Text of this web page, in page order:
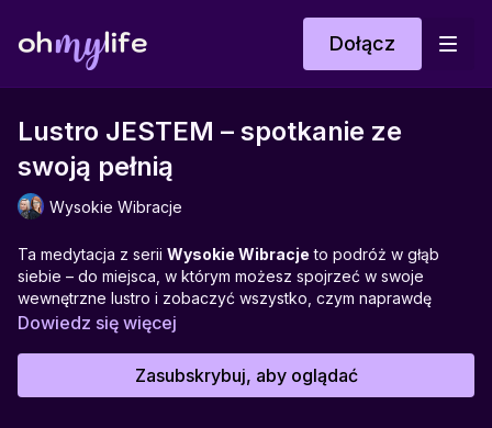
Dołącz
Lustro JESTEM – spotkanie ze
swoją pełnią
Wysokie Wibracje
Ta medytacja z serii Wysokie Wibracje to podróż w głąb
siebie – do miejsca, w którym możesz spojrzeć w swoje
wewnętrzne lustro i zobaczyć wszystko, czym naprawdę
jesteś. Światło i cień, siłę i kruchość, miłość i lęk – całość
To praktyka, która prowadzi Cię do uznania w sobie zarówno
tego, co piękne, jak i tego, co trudne.
Dowiedz się więcej
Zasubskrybuj, aby oglądać